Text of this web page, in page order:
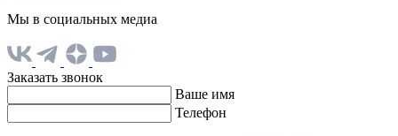
Мы в социальных медиа
Заказать звонок
Ваше имя
Телефон